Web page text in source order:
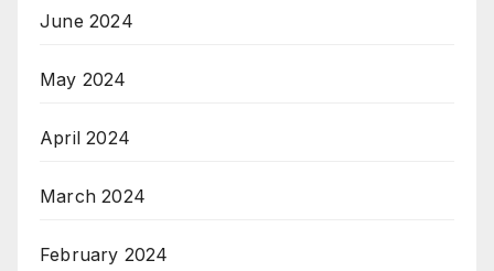
June 2024
May 2024
April 2024
March 2024
February 2024